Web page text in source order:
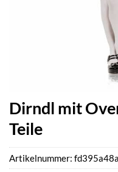
Dirndl mit
Teile
Artikelnummer: